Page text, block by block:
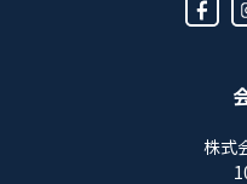
株式